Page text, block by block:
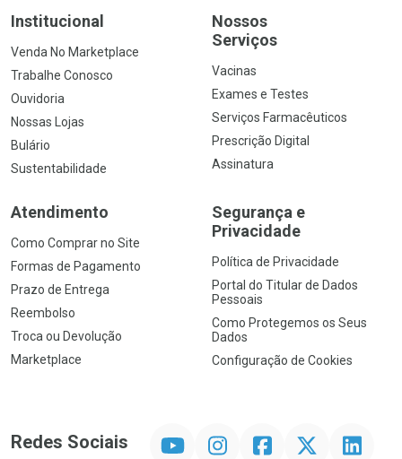
Institucional
Venda No Marketplace
Trabalhe Conosco
Ouvidoria
Nossas Lojas
Bulário
Sustentabilidade
Nossos
Serviços
Vacinas
Exames e Testes
Serviços Farmacêuticos
Prescrição Digital
Assinatura
Atendimento
Como Comprar no Site
Formas de Pagamento
Prazo de Entrega
Reembolso
Troca ou Devolução
Marketplace
Segurança e
Privacidade
Política de Privacidade
Portal do Titular de Dados
Pessoais
Como Protegemos os Seus
Dados
Configuração de Cookies
Redes Sociais InstagramFacebookTwitter Linkedin